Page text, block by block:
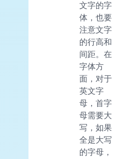
文字的字
体，也要
注意文字
的行高和
间距。在
字体方
面，对于
英文字
母，首字
母需要大
写，如果
全是大写
的字母，